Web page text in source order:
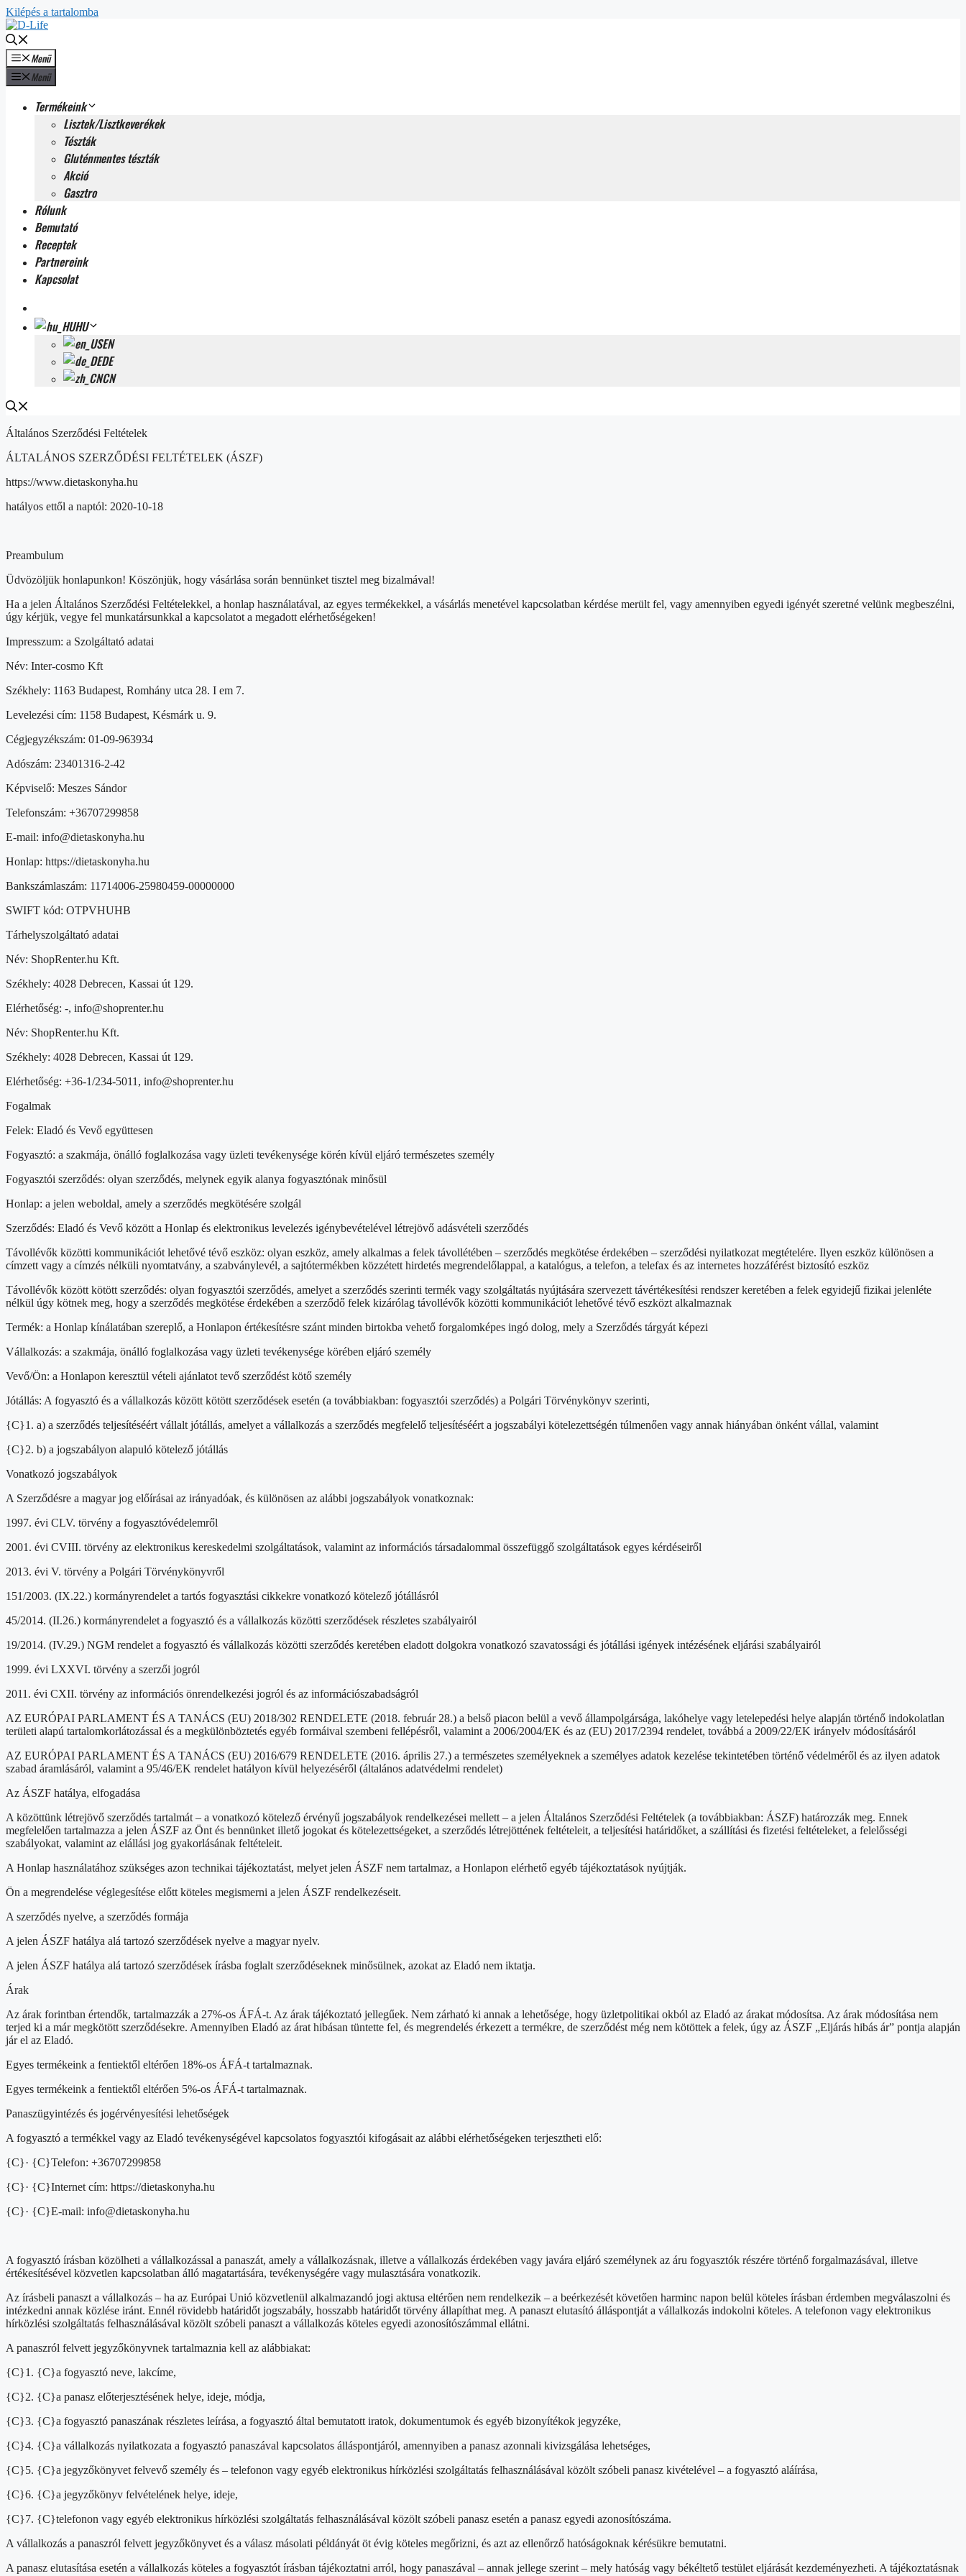
Kilépés a tartalomba
Menü
Menü
Termékeink
Lisztek/Lisztkeverékek
Tészták
Gluténmentes tészták
Akció
Gasztro
Rólunk
Bemutató
Receptek
Partnereink
Kapcsolat
HU
EN
DE
CN
Általános Szerződési Feltételek
ÁLTALÁNOS SZERZŐDÉSI FELTÉTELEK (ÁSZF)
https://www.dietaskonyha.hu
hatályos ettől a naptól: 2020-10-18
Preambulum
Üdvözöljük honlapunkon! Köszönjük, hogy vásárlása során bennünket tisztel meg bizalmával!
Ha a jelen Általános Szerződési Feltételekkel, a honlap használatával, az egyes termékekkel, a vásárlás menetével kapcsolatban kérdése merült fel, vagy amennyiben egyedi igényét szeretné velünk megbeszélni,
úgy kérjük, vegye fel munkatársunkkal a kapcsolatot a megadott elérhetőségeken!
Impresszum: a Szolgáltató adatai
Név: Inter-cosmo Kft
Székhely: 1163 Budapest, Romhány utca 28. I em 7.
Levelezési cím: 1158 Budapest, Késmárk u. 9.
Cégjegyzékszám: 01-09-963934
Adószám: 23401316-2-42
Képviselő: Meszes Sándor
Telefonszám: +36707299858
E-mail: info@dietaskonyha.hu
Honlap: https://dietaskonyha.hu
Bankszámlaszám: 11714006-25980459-00000000
SWIFT kód: OTPVHUHB
Tárhelyszolgáltató adatai
Név: ShopRenter.hu Kft.
Székhely: 4028 Debrecen, Kassai út 129.
Elérhetőség: -, info@shoprenter.hu
Név: ShopRenter.hu Kft.
Székhely: 4028 Debrecen, Kassai út 129.
Elérhetőség: +36-1/234-5011, info@shoprenter.hu
Fogalmak
Felek: Eladó és Vevő együttesen
Fogyasztó: a szakmája, önálló foglalkozása vagy üzleti tevékenysége körén kívül eljáró természetes személy
Fogyasztói szerződés: olyan szerződés, melynek egyik alanya fogyasztónak minősül
Honlap: a jelen weboldal, amely a szerződés megkötésére szolgál
Szerződés: Eladó és Vevő között a Honlap és elektronikus levelezés igénybevételével létrejövő adásvételi szerződés
Távollévők közötti kommunikációt lehetővé tévő eszköz: olyan eszköz, amely alkalmas a felek távollétében – szerződés megkötése érdekében – szerződési nyilatkozat megtételére. Ilyen eszköz különösen a
címzett vagy a címzés nélküli nyomtatvány, a szabványlevél, a sajtótermékben közzétett hirdetés megrendelőlappal, a katalógus, a telefon, a telefax és az internetes hozzáférést biztosító eszköz
Távollévők között kötött szerződés: olyan fogyasztói szerződés, amelyet a szerződés szerinti termék vagy szolgáltatás nyújtására szervezett távértékesítési rendszer keretében a felek egyidejű fizikai jelenléte
nélkül úgy kötnek meg, hogy a szerződés megkötése érdekében a szerződő felek kizárólag távollévők közötti kommunikációt lehetővé tévő eszközt alkalmaznak
Termék: a Honlap kínálatában szereplő, a Honlapon értékesítésre szánt minden birtokba vehető forgalomképes ingó dolog, mely a Szerződés tárgyát képezi
Vállalkozás: a szakmája, önálló foglalkozása vagy üzleti tevékenysége körében eljáró személy
Vevő/Ön: a Honlapon keresztül vételi ajánlatot tevő szerződést kötő személy
Jótállás: A fogyasztó és a vállalkozás között kötött szerződések esetén (a továbbiakban: fogyasztói szerződés) a Polgári Törvénykönyv szerinti,
{C}1. a) a szerződés teljesítéséért vállalt jótállás, amelyet a vállalkozás a szerződés megfelelő teljesítéséért a jogszabályi kötelezettségén túlmenően vagy annak hiányában önként vállal, valamint
{C}2. b) a jogszabályon alapuló kötelező jótállás
Vonatkozó jogszabályok
A Szerződésre a magyar jog előírásai az irányadóak, és különösen az alábbi jogszabályok vonatkoznak:
1997. évi CLV. törvény a fogyasztóvédelemről
2001. évi CVIII. törvény az elektronikus kereskedelmi szolgáltatások, valamint az információs társadalommal összefüggő szolgáltatások egyes kérdéseiről
2013. évi V. törvény a Polgári Törvénykönyvről
151/2003. (IX.22.) kormányrendelet a tartós fogyasztási cikkekre vonatkozó kötelező jótállásról
45/2014. (II.26.) kormányrendelet a fogyasztó és a vállalkozás közötti szerződések részletes szabályairól
19/2014. (IV.29.) NGM rendelet a fogyasztó és vállalkozás közötti szerződés keretében eladott dolgokra vonatkozó szavatossági és jótállási igények intézésének eljárási szabályairól
1999. évi LXXVI. törvény a szerzői jogról
2011. évi CXII. törvény az információs önrendelkezési jogról és az információszabadságról
AZ EURÓPAI PARLAMENT ÉS A TANÁCS (EU) 2018/302 RENDELETE (2018. február 28.) a belső piacon belül a vevő állampolgársága, lakóhelye vagy letelepedési helye alapján történő indokolatlan
területi alapú tartalomkorlátozással és a megkülönböztetés egyéb formáival szembeni fellépésről, valamint a 2006/2004/EK és az (EU) 2017/2394 rendelet, továbbá a 2009/22/EK irányelv módosításáról
AZ EURÓPAI PARLAMENT ÉS A TANÁCS (EU) 2016/679 RENDELETE (2016. április 27.) a természetes személyeknek a személyes adatok kezelése tekintetében történő védelméről és az ilyen adatok
szabad áramlásáról, valamint a 95/46/EK rendelet hatályon kívül helyezéséről (általános adatvédelmi rendelet)
Az ÁSZF hatálya, elfogadása
A közöttünk létrejövő szerződés tartalmát – a vonatkozó kötelező érvényű jogszabályok rendelkezései mellett – a jelen Általános Szerződési Feltételek (a továbbiakban: ÁSZF) határozzák meg. Ennek
megfelelően tartalmazza a jelen ÁSZF az Önt és bennünket illető jogokat és kötelezettségeket, a szerződés létrejöttének feltételeit, a teljesítési határidőket, a szállítási és fizetési feltételeket, a felelősségi
szabályokat, valamint az elállási jog gyakorlásának feltételeit.
A Honlap használatához szükséges azon technikai tájékoztatást, melyet jelen ÁSZF nem tartalmaz, a Honlapon elérhető egyéb tájékoztatások nyújtják.
Ön a megrendelése véglegesítése előtt köteles megismerni a jelen ÁSZF rendelkezéseit.
A szerződés nyelve, a szerződés formája
A jelen ÁSZF hatálya alá tartozó szerződések nyelve a magyar nyelv.
A jelen ÁSZF hatálya alá tartozó szerződések írásba foglalt szerződéseknek minősülnek, azokat az Eladó nem iktatja.
Árak
Az árak forintban értendők, tartalmazzák a 27%-os ÁFÁ-t. Az árak tájékoztató jellegűek. Nem zárható ki annak a lehetősége, hogy üzletpolitikai okból az Eladó az árakat módosítsa. Az árak módosítása nem
terjed ki a már megkötött szerződésekre. Amennyiben Eladó az árat hibásan tüntette fel, és megrendelés érkezett a termékre, de szerződést még nem kötöttek a felek, úgy az ÁSZF „Eljárás hibás ár” pontja alapján
jár el az Eladó.
Egyes termékeink a fentiektől eltérően 18%-os ÁFÁ-t tartalmaznak.
Egyes termékeink a fentiektől eltérően 5%-os ÁFÁ-t tartalmaznak.
Panaszügyintézés és jogérvényesítési lehetőségek
A fogyasztó a termékkel vagy az Eladó tevékenységével kapcsolatos fogyasztói kifogásait az alábbi elérhetőségeken terjesztheti elő:
{C}· {C}Telefon: +36707299858
{C}· {C}Internet cím: https://dietaskonyha.hu
{C}· {C}E-mail: info@dietaskonyha.hu
A fogyasztó írásban közölheti a vállalkozással a panaszát, amely a vállalkozásnak, illetve a vállalkozás érdekében vagy javára eljáró személynek az áru fogyasztók részére történő forgalmazásával, illetve
értékesítésével közvetlen kapcsolatban álló magatartására, tevékenységére vagy mulasztására vonatkozik.
Az írásbeli panaszt a vállalkozás – ha az Európai Unió közvetlenül alkalmazandó jogi aktusa eltérően nem rendelkezik – a beérkezését követően harminc napon belül köteles írásban érdemben megválaszolni és
intézkedni annak közlése iránt. Ennél rövidebb határidőt jogszabály, hosszabb határidőt törvény állapíthat meg. A panaszt elutasító álláspontját a vállalkozás indokolni köteles. A telefonon vagy elektronikus
hírközlési szolgáltatás felhasználásával közölt szóbeli panaszt a vállalkozás köteles egyedi azonosítószámmal ellátni.
A panaszról felvett jegyzőkönyvnek tartalmaznia kell az alábbiakat:
{C}1. {C}a fogyasztó neve, lakcíme,
{C}2. {C}a panasz előterjesztésének helye, ideje, módja,
{C}3. {C}a fogyasztó panaszának részletes leírása, a fogyasztó által bemutatott iratok, dokumentumok és egyéb bizonyítékok jegyzéke,
{C}4. {C}a vállalkozás nyilatkozata a fogyasztó panaszával kapcsolatos álláspontjáról, amennyiben a panasz azonnali kivizsgálása lehetséges,
{C}5. {C}a jegyzőkönyvet felvevő személy és – telefonon vagy egyéb elektronikus hírközlési szolgáltatás felhasználásával közölt szóbeli panasz kivételével – a fogyasztó aláírása,
{C}6. {C}a jegyzőkönyv felvételének helye, ideje,
{C}7. {C}telefonon vagy egyéb elektronikus hírközlési szolgáltatás felhasználásával közölt szóbeli panasz esetén a panasz egyedi azonosítószáma.
A vállalkozás a panaszról felvett jegyzőkönyvet és a válasz másolati példányát öt évig köteles megőrizni, és azt az ellenőrző hatóságoknak kérésükre bemutatni.
A panasz elutasítása esetén a vállalkozás köteles a fogyasztót írásban tájékoztatni arról, hogy panaszával – annak jellege szerint – mely hatóság vagy békéltető testület eljárását kezdeményezheti. A tájékoztatásnak